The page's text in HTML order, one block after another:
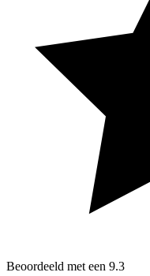
Beoordeeld met een 9.3